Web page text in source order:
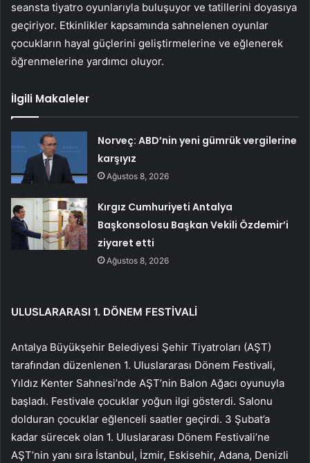
seansta tiyatro oyunlarıyla buluşuyor ve tatillerini doyasıya
geçiriyor. Etkinlikler kapsamında sahnelenen oyunlar
çocukların hayal güçlerini geliştirmelerine ve eğlenerek
öğrenmelerine yardımcı oluyor.
İlgili Makaleler
Norveç: ABD’nin yeni gümrük vergilerine
karşıyız
Ağustos 8, 2026
Kırgız Cumhuriyeti Antalya
Başkonsolosu Başkan Vekili Özdemir’i
ziyaret etti
Ağustos 8, 2026
ULUSLARARASI 1. DÖNEM FESTİVALİ
Antalya Büyükşehir Belediyesi Şehir Tiyatroları (AŞT)
tarafından düzenlenen 1. Uluslararası Dönem Festivali,
Yıldız Kenter Sahnesi’nde AŞT’nin Balon Ağacı oyunuyla
başladı. Festivale çocuklar yoğun ilgi gösterdi. Salonu
dolduran çocuklar eğlenceli saatler geçirdi. 3 Şubat’a
kadar sürecek olan 1. Uluslararası Dönem Festivali’ne
AŞT’nin yanı sıra İstanbul, İzmir, Eskisehir, Adana, Denizli